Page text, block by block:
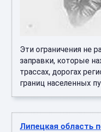
Эти ограничения не
заправки, которые
трассах, дорогах
границ населенных
Липецкая область